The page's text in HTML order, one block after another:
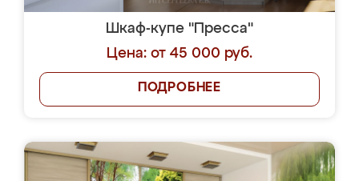
Шкаф-купе "Пресса"
Цена: от 45 000 руб.
ПОДРОБНЕЕ